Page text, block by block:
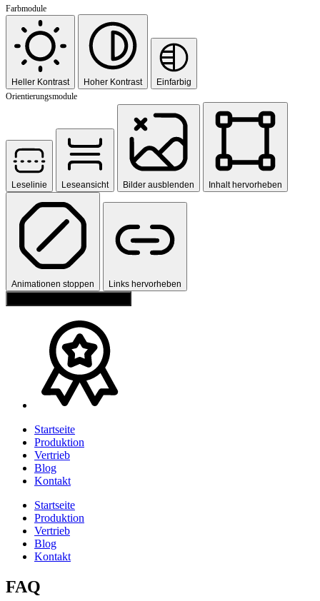
Farbmodule
Heller Kontrast Hoher Kontrast
Einfarbig
Orientierungsmodule
Leselinie Leseansicht Bilder ausblenden Inhalt hervorheben
Animationen stoppen Links hervorheben
Startseite
Produktion
Vertrieb
Blog
Kontakt
Startseite
Produktion
Vertrieb
Blog
Kontakt
FAQ